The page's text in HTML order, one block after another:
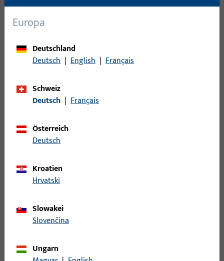
Einsatzsystem
GU-953, GU-956, GU-937,
Oberflächenbeschreibung
Verpackungseinheit
Mindestbestelleinheit
Bitte melden Sie sich mit Ihren Kundendaten an um eine
Account erstellen
Europa
Deutschland
Deutsch | English | Français
Schweiz
Deutsch | Français
Österreich
Deutsch
Kroatien
Hrvatski
Slowakei
Slovenčina
Ungarn